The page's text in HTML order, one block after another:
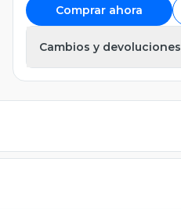
Comprar ahora
Cambios y devoluciones